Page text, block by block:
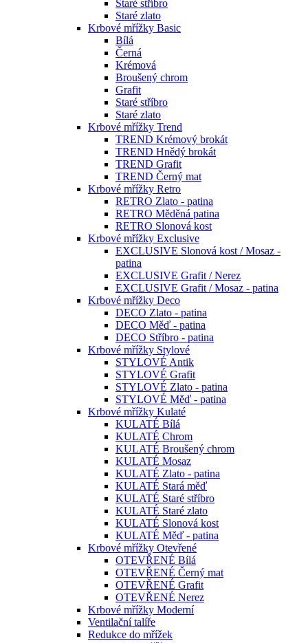
Staré stříbro
Staré zlato
Krbové mřížky Basic
Bílá
Černá
Krémová
Broušený chrom
Grafit
Staré stříbro
Staré zlato
Krbové mřížky Trend
TREND Krémový brokát
TREND Hnědý brokát
TREND Grafit
TREND Černý mat
Krbové mřížky Retro
RETRO Zlato - patina
RETRO Měděná patina
RETRO Slonová kost
Krbové mřížky Exclusive
EXCLUSIVE Slonová kost / Mosaz -
patina
EXCLUSIVE Grafit / Nerez
EXCLUSIVE Grafit / Mosaz - patina
Krbové mřížky Deco
DECO Zlato - patina
DECO Měď - patina
DECO Stříbro - patina
Krbové mřížky Stylové
STYLOVÉ Antik
STYLOVÉ Grafit
STYLOVÉ Zlato - patina
STYLOVÉ Měď - patina
Krbové mřížky Kulaté
KULATÉ Bílá
KULATÉ Chrom
KULATÉ Broušený chrom
KULATÉ Mosaz
KULATÉ Zlato - patina
KULATÉ Stará měď
KULATÉ Staré stříbro
KULATÉ Staré zlato
KULATÉ Slonová kost
KULATÉ Měď - patina
Krbové mřížky Otevřené
OTEVŘENÉ Bílá
OTEVŘENÉ Černý mat
OTEVŘENÉ Grafit
OTEVŘENÉ Nerez
Krbové mřížky Moderní
Ventilační talíře
Redukce do mřížek